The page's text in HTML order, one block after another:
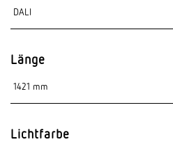
Länge
Lichtfarbe